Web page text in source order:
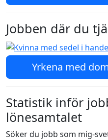
Jobben där du
Yrkena med
Statistik inför
lönesamtalet
Söker du jobb som mig-